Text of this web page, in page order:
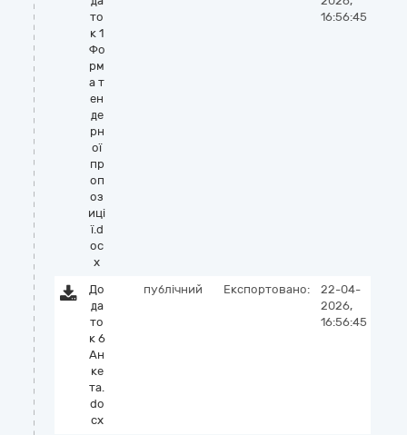
то
к 1
Фо
рм
а т
ен
де
рн
ої
пр
оп
оз
иці
ї.d
oc
x
16:56:45
До
да
то
к 6
Ан
ке
та.
do
cx
публічний Експортовано:
22-04-
2026,
16:56:45